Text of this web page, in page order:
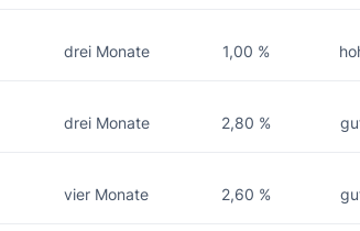
drei Monate 1,00 %
drei Monate 2,80 %
vier Monate 2,60 %